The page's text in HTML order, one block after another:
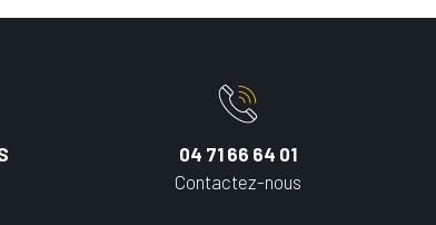
04 71 66 64 01
Contactez-nous